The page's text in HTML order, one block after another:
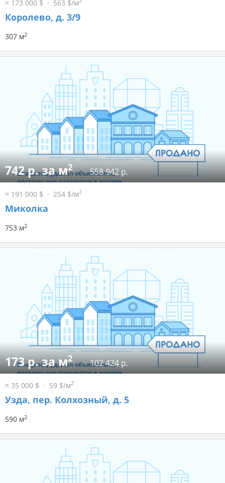
≈ 173 000 $ 563 $/м
Королево, д. 3/9
307 м2
742 р. за м2 558 942 р.
≈ 191 000 $ 254 $/м2
Миколка
753 м2
173 р. за м2 102 424 р.
≈ 35 000 $ 59 $/м2
Узда, пер. Колхозный, д. 5
590 м2